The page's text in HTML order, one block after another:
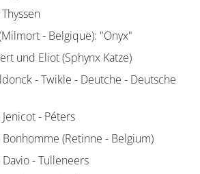
- Belgique): "Onyx"
und Eliot (Sphynx Katze)
- Twikle - Deutche - Deutsche
- Péters
(Retinne - Belgium)
- Tulleneers